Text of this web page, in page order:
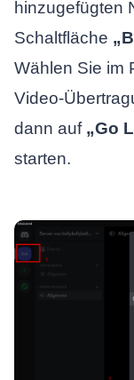
hinzugefügten
Schaltfläche
Wählen Sie im
Video-
dann auf „Go
starten.